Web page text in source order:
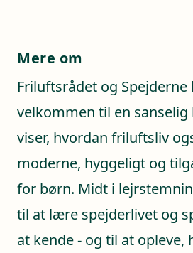
Mere om
Friluftsrådet og Spejderne
velkommen til en sanselig
viser, hvordan friluftsliv
moderne, hyggeligt og
for børn. Midt i
til at lære spejderlivet og
at kende - og til at